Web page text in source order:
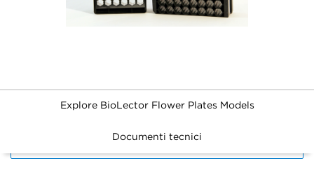
Explore BioLector Flower Plates Models
Documenti tecnici